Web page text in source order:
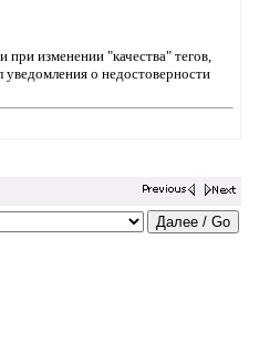
при изменении "качества" тегов,
уведомления о недостоверности